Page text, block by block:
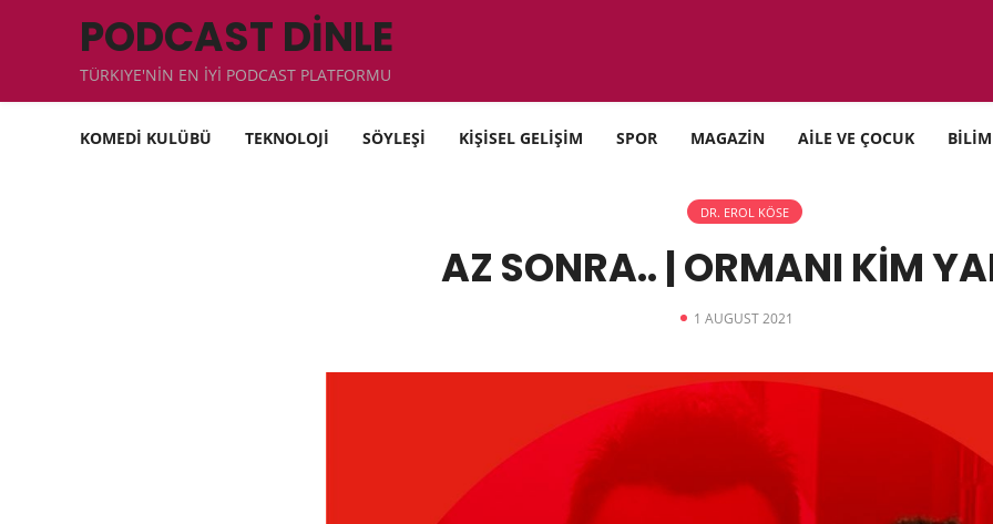
PODCAST DİNLE
TÜRKIYE'NİN EN İYİ PODCAST PLATFORMU
KOMEDİ KULÜBÜ TEKNOLOJİ SÖYLEŞİ KİŞİSEL GELİŞİM SPOR MAGAZİN AİLE VE ÇOCUK BİLİM
DR. EROL KÖSE
AZ SONRA.. | ORMANI KİM
1 AUGUST 2021